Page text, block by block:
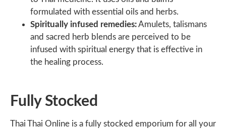
formulated with essential oils and herbs.
Spiritually infused remedies:Amulets, talismans
and sacred herb blends are perceived to be
infused with spiritual energy that is effective in
the healing process.
Fully Stocked
Thai Thai Online is a fully stocked emporium for all your